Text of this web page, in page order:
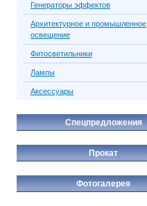
Генераторы эффектов
Архитектурное и промышленное
освещение
Фитосветильники
Лампы
Аксессуары
Спецпредложения
Прокат
Фотогалерея